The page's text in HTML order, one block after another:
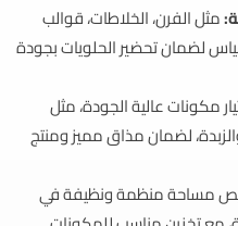
مثل الفرن، الخلاطات، قوالب
لضمان تحضير الحلويات بجودة
مكونات عالية الجودة، مثل
لضمان مذاق مميز ومنتج
مساحة منظمة ونظيفة في